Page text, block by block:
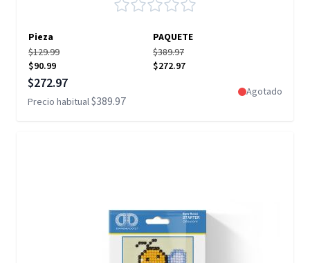
Pieza
PAQUETE
$129.99
$90.99
$389.97
$272.97
Precio especial
$272.97
Precio habitual$389.97
Agotado